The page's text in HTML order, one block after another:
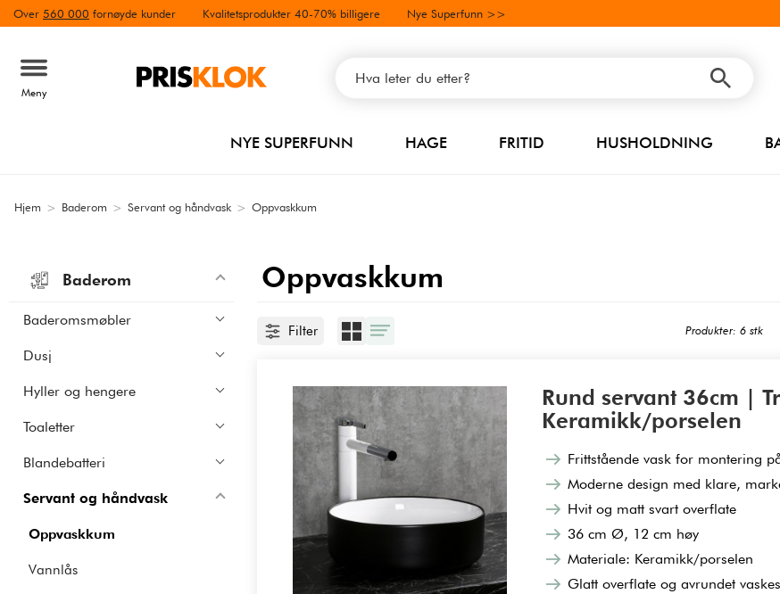
Over 560 000 fornøyde kunder Kvalitetsprodukter 40-70% billigere Nye Superfunn >>
Meny
NYE SUPERFUNN HAGE FRITID HUSHOLDNING
Hjem > Baderom > Servant og håndvask > Oppvaskkum
Oppvaskkum
Baderom
Baderomsmøbler
Dusj
Hyller og hengere
Toaletter
Blandebatteri
Servant og håndvask
Oppvaskkum
Vannlås
Filter Produkter: 6 stk
Rund servant 36cm |
Keramikk/porselen
Frittstående vask for montering
Moderne design med klare,
Hvit og matt svart overflate
36 cm Ø, 12 cm høy
Materiale: Keramikk/porselen
Glatt overflate og avrundet